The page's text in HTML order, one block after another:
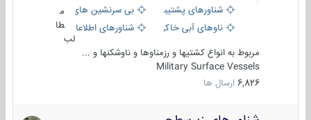
شناورهای پشتیبانی
بی سرنشین های دریایی
ناوهای آبی خاکی و نیروبرشناورهای اطلاعاتی و جاسوسی
طا
لب
مربوط به انواع کشتیها و رزمناوها و ناوشکنها و ...
Military Surface Vessels
6,826 ارسال ها